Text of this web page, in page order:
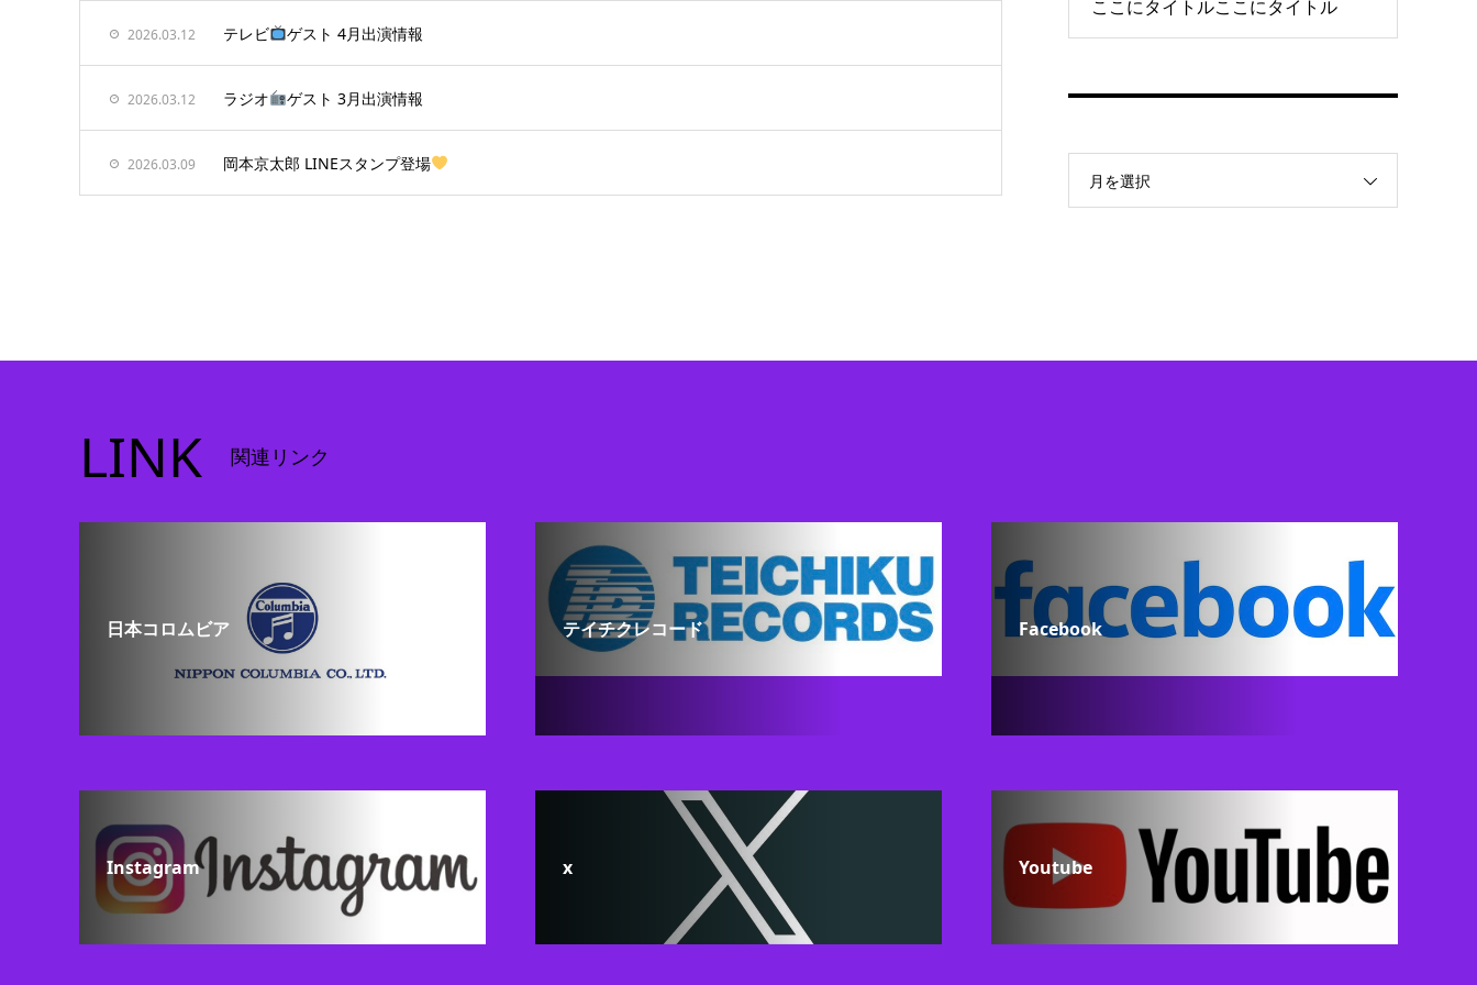
2026.03.12 テレビ ゲスト 4月出演情報
2026.03.12 ラジオ ゲスト 3月出演情報
2026.03.09 岡本京太郎 LINEスタンプ登場
ここにタイトルここにタイトル
月を選択
LINK 関連リンク
日本コロムビア テイチクレコード Facebook
Instagram x Youtube